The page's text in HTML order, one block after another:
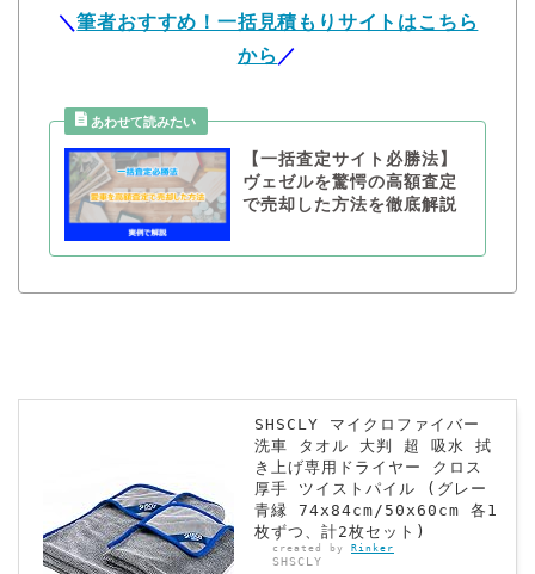
＼筆者おすすめ！一括見積もりサイトはこちら
から ／
【一括査定サイト必勝法】
ヴェゼルを驚愕の高額査定
で売却した方法を徹底解説
SHSCLY マイクロファイバー
洗車 タオル 大判 超 吸水 拭
き上げ専用ドライヤー クロス
厚手 ツイストパイル (グレー
青縁 74x84cm/50x60cm 各1
枚ずつ、計2枚セット)
created by Rinker
SHSCLY